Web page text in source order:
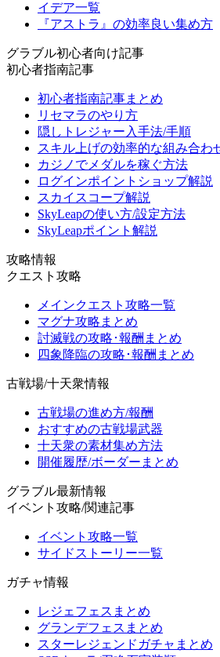
イデア一覧
『アストラ』の効率良い集め方
グラブル初心者向け記事
初心者指南記事
初心者指南記事まとめ
リセマラのやり方
隠しトレジャー入手法/手順
スキル上げの効率的な組み合わ
カジノでメダルを稼ぐ方法
ログインポイントショップ解説
スカイスコープ解説
SkyLeapの使い方/設定方法
SkyLeapポイント解説
攻略情報
クエスト攻略
メインクエスト攻略一覧
マグナ攻略まとめ
討滅戦の攻略･報酬まとめ
四象降臨の攻略･報酬まとめ
古戦場/十天衆情報
古戦場の進め方/報酬
おすすめの古戦場武器
十天衆の素材集め方法
開催履歴/ボーダーまとめ
グラブル最新情報
イベント攻略/関連記事
イベント攻略一覧
サイドストーリー一覧
ガチャ情報
レジェフェスまとめ
グランデフェスまとめ
スターレジェンドガチャまとめ